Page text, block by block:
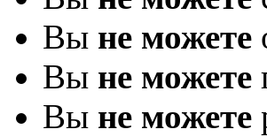
Вы не можете
Вы не можете
Вы не можете